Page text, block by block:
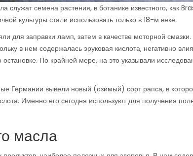
служат семена растения, в ботанике известного, как
культуры стали использовать только в 18-м веке.
для заправки ламп, затем в качестве моторной
в нем содержалась эруковая кислота, негативно
По крайней мере, на это указывали
Германии вывели новый (озимый) сорт рапса, в
Именно его сегодня используют для получения
масла